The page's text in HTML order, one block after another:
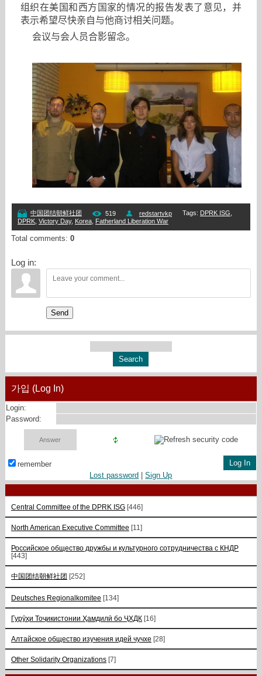
组织在美国和西方国家的情况的报告发表了意见，并
表示希望尽快亲自与他商讨相关问题。
会议与会人员合影留念。
中国团结朝鲜社团 519 redstartvkp Tags: DPRK ISG
DPRK, Victory Day, Korea, Fatherland Liberation War
Total comments: 0
Log in:
Send
가입 (Log In)
Login:
Password:
remember
Lost password |Sign Up
Central Committee of the DPRK ISG [446]
North American Executive Committee [11]
Российское общество дружбы и культурного сотрудничества с КНДР
[443]
中国团结朝鲜社团 [252]
Deutsches Regionalkomitee [134]
Гурӯҳи Тоҷикистонии Ҳамдилӣ бо ҶХДК [16]
Алтайское общество изучения идей чучхе [28]
Other Solidarity Organizations [7]